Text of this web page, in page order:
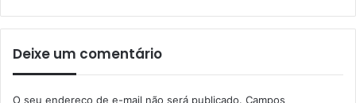
Deixe um comentário
O seu endereço de e-mail não será publicado. Campos